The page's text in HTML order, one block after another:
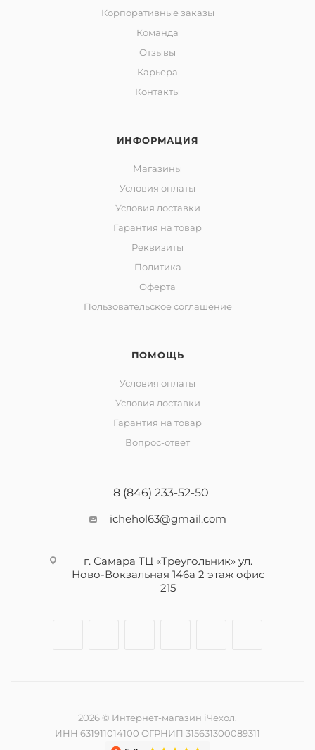
Корпоративные заказы
Команда
Отзывы
Карьера
Контакты
ИНФОРМАЦИЯ
Магазины
Условия оплаты
Условия доставки
Гарантия на товар
Реквизиты
Политика
Оферта
Пользовательское соглашение
ПОМОЩЬ
Условия оплаты
Условия доставки
Гарантия на товар
Вопрос-ответ
8 (846) 233-52-50
ichehol63@gmail.com
г. Самара ТЦ «Треугольник» ул.
Ново-Вокзальная 146а 2 этаж офис
215
2026 © Интернет-магазин iЧехол.
ИНН 631911014100 ОГРНИП 315631300089311